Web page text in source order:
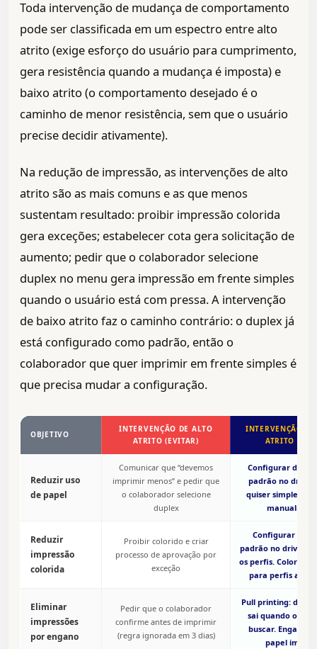
Toda intervenção de mudança de comportamento
pode ser classificada em um espectro entre alto
atrito (exige esforço do usuário para cumprimento,
gera resistência quando a mudança é imposta) e
baixo atrito (o comportamento desejado é o
caminho de menor resistência, sem que o usuário
precise decidir ativamente).
Na redução de impressão, as intervenções de alto
atrito são as mais comuns e as que menos
sustentam resultado: proibir impressão colorida
gera exceções; estabelecer cota gera solicitação de
aumento; pedir que o colaborador selecione
duplex no menu gera impressão em frente simples
quando o usuário está com pressa. A intervenção
de baixo atrito faz o caminho contrário: o duplex já
está configurado como padrão, então o
colaborador que quer imprimir em frente simples é
que precisa mudar a configuração.
OBJETIVO
INTERVENÇÃO DE ALTO
ATRITO (EVITAR)
INTERVENÇÃO
ATRITO
Reduzir uso
de papel
Comunicar que “devemos
imprimir menos” e pedir que
o colaborador selecione
duplex
Configurar
padrão no
quiser simplex
Reduzir
impressão
colorida
Proibir colorido e criar
processo de aprovação por
exceção
Configurar P&B
padrão no driver
os perfis. Colorido
para perfis
Eliminar
impressões
por engano
Pedir que o colaborador
confirme antes de imprimir
(regra ignorada em 3 dias)
Pull printing:
sai quando o
buscar. Engano
papel